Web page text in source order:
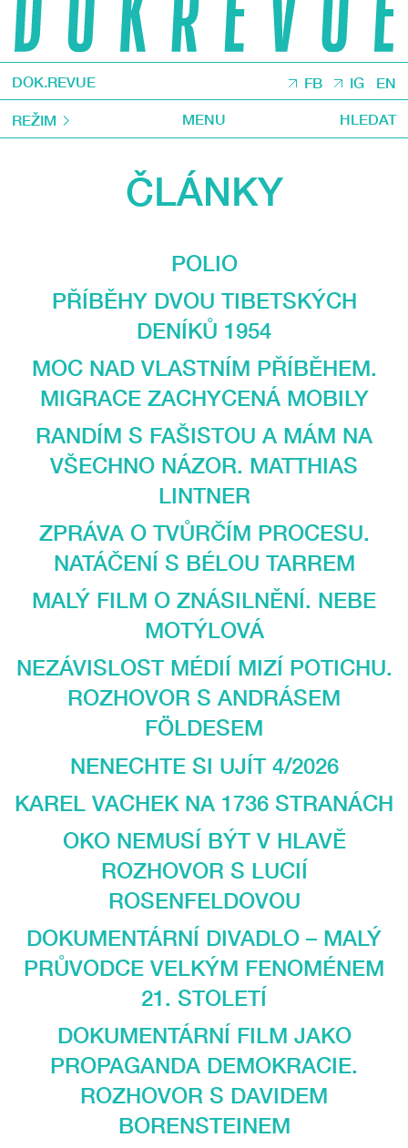
DOK.REVUE FB IG EN
REŽIM MENU HLEDAT
ČLÁNKY
POLIO
PŘÍBĚHY DVOU TIBETSKÝCH
DENÍKŮ 1954
MOC NAD VLASTNÍM PŘÍBĚHEM.
MIGRACE ZACHYCENÁ MOBILY
RANDÍM S FAŠISTOU A MÁM NA
VŠECHNO NÁZOR. MATTHIAS
LINTNER
ZPRÁVA O TVŮRČÍM PROCESU.
NATÁČENÍ S BÉLOU TARREM
MALÝ FILM O ZNÁSILNĚNÍ. NEBE
MOTÝLOVÁ
NEZÁVISLOST MÉDIÍ MIZÍ POTICHU.
ROZHOVOR S ANDRÁSEM
FÖLDESEM
NENECHTE SI UJÍT 4/2026
KAREL VACHEK NA 1736 STRANÁCH
OKO NEMUSÍ BÝT V HLAVĚ
ROZHOVOR S LUCIÍ
ROSENFELDOVOU
DOKUMENTÁRNÍ DIVADLO – MALÝ
PRŮVODCE VELKÝM FENOMÉNEM
21. STOLETÍ
DOKUMENTÁRNÍ FILM JAKO
PROPAGANDA DEMOKRACIE.
ROZHOVOR S DAVIDEM
BORENSTEINEM